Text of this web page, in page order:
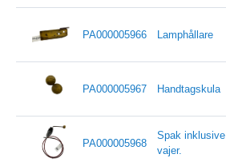
PA000005966 Lamphållare
PA000005967 Handtagskula
PA000005968
Spak inklusive
vajer.